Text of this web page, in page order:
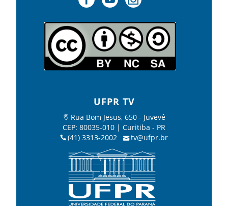
UFPR TV
Rua Bom Jesus, 650 - Juvevê
CEP: 80035-010 | Curitiba - PR
(41) 3313-2002
tv@ufpr.br